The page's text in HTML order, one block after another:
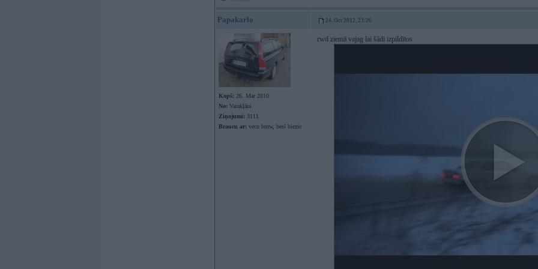
Papakarlo 24. Oct 2012, 23:26
Kopš: 26. Mar 2010
No: Varakļāni
Ziņojumi: 3111
Braucu ar: vecu bmw, besī biezie
rwd ziemā vajag lai šādi izpildītos